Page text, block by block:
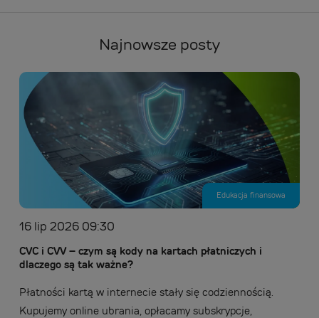
Najnowsze posty
Edukacja finansowa
16 lip 2026 09:30
CVC i CVV – czym są kody na kartach płatniczych i
dlaczego są tak ważne?
Płatności kartą w internecie stały się codziennością.
Kupujemy online ubrania, opłacamy subskrypcje,